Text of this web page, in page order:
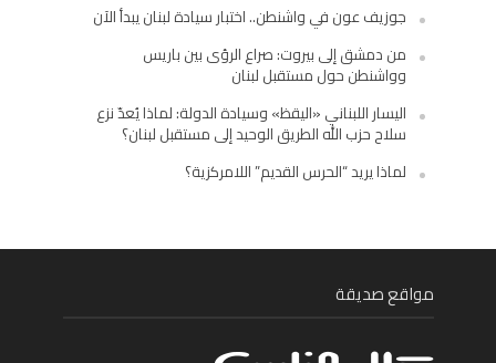
جوزيف عون في واشنطن.. اختبار سيادة لبنان يبدأ الآن
من دمشق إلى بيروت: صراع الرؤى بين باريس
وواشنطن حول مستقبل لبنان
اليسار اللبناني «اليقظ» وسيادة الدولة: لماذا يُعدّ نزع
سلاح حزب الله الطريق الوحيد إلى مستقبل لبنان؟
لماذا يريد “الحرس القديم” اللامركزية؟
مواقع صديقة